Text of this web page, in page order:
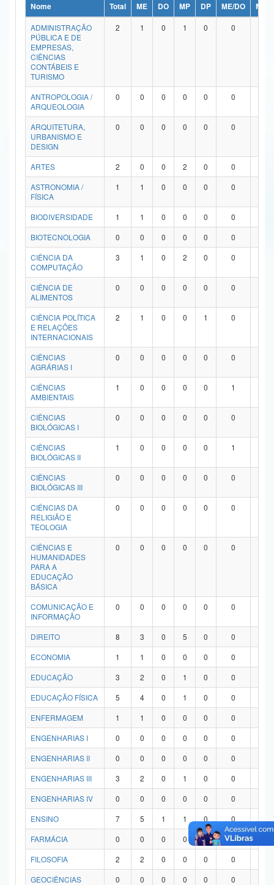
Ministério da Ciência, Tecnologia, Inovações e Comunicações
Ministério do Meio Ambiente
Ministério do Turismo
Ministério do Desenvolvimento Regional
Controladoria-Geral da União
Ministério da Mulher, da Família e dos Direitos Humanos
Secretaria de Governo
Advocacia-Geral da União
Banco Central do Brasil
Nome Total ME DO MP DP ME/DO
MP/
ADMINISTRAÇÃO
PÚBLICA E DE
EMPRESAS,
CIÊNCIAS
CONTÁBEIS E
TURISMO
2 1 0 1 0 0
ANTROPOLOGIA /
ARQUEOLOGIA
0 0 0 0 0 0
ARQUITETURA,
URBANISMO E
DESIGN
0 0 0 0 0 0
ARTES 2 0 0 2 0 0
ASTRONOMIA /
FÍSICA
1 1 0 0 0 0
BIODIVERSIDADE 1 1 0 0 0 0
BIOTECNOLOGIA
0 0 0 0 0 0
CIÊNCIA DA
COMPUTAÇÃO
3 1 0 2 0 0
CIÊNCIA DE
ALIMENTOS
0 0 0 0 0 0
CIÊNCIA POLÍTICA
E RELAÇÕES
INTERNACIONAIS
2 1 0 0 1 0
CIÊNCIAS
AGRÁRIAS I
0 0 0 0 0 0
CIÊNCIAS
AMBIENTAIS
1 0 0 0 0 1
CIÊNCIAS
BIOLÓGICAS I
0 0 0 0 0 0
CIÊNCIAS
BIOLÓGICAS II
1 0 0 0 0 1
CIÊNCIAS
BIOLÓGICAS III
0 0 0 0 0 0
CIÊNCIAS DA
RELIGIÃO E
TEOLOGIA
0 0 0 0 0 0
CIÊNCIAS E
HUMANIDADES
PARA A
EDUCAÇÃO
BÁSICA
0 0 0 0 0 0
COMUNICAÇÃO E
INFORMAÇÃO
0 0 0 0 0 0
DIREITO 8 3 0 5 0 0
ECONOMIA
1 1 0 0 0 0
EDUCAÇÃO
3 2 0 1 0 0
EDUCAÇÃO FÍSICA
5 4 0 1 0 0
ENFERMAGEM
1 1 0 0 0 0
ENGENHARIAS I
0 0 0 0 0 0
ENGENHARIAS II
0 0 0 0 0 0
ENGENHARIAS III
3 2 0 1 0 0
ENGENHARIAS IV
0 0 0 0 0 0
ENSINO
7 5 1 1 0 0
FARMÁCIA
0 0 0 0 0 0
FILOSOFIA
2 2 0 0 0 0
GEOCIÊNCIAS
0 0 0 0 0 0